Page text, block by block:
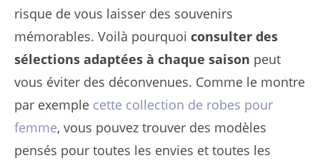
risque de vous laisser des souvenirs
mémorables. Voilà pourquoi consulter des
sélections adaptées à chaque saison peut
vous éviter des déconvenues. Comme le montre
par exemple cette collection de robes pour
femme, vous pouvez trouver des modèles
pensés pour toutes les envies et toutes les